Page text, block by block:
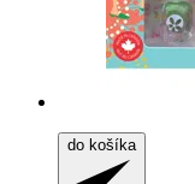
do košíka